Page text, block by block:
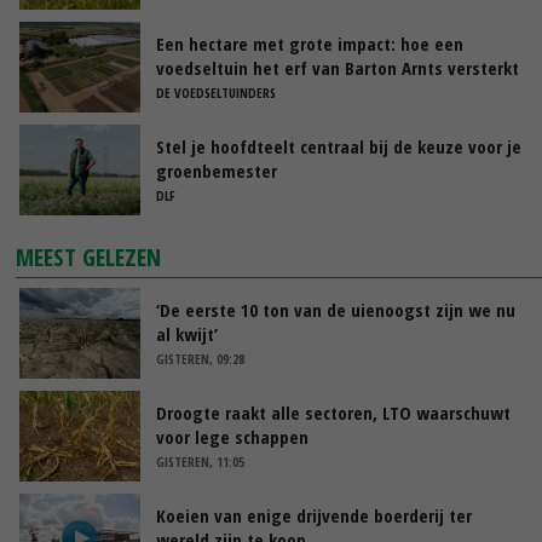
Een hectare met grote impact: hoe een
voedseltuin het erf van Barton Arnts versterkt
DE VOEDSELTUINDERS
Stel je hoofdteelt centraal bij de keuze voor je
groenbemester
DLF
MEEST GELEZEN
‘De eerste 10 ton van de uienoogst zijn we nu
al kwijt’
GISTEREN, 09:28
Droogte raakt alle sectoren, LTO waarschuwt
voor lege schappen
GISTEREN, 11:05
Koeien van enige drijvende boerderij ter